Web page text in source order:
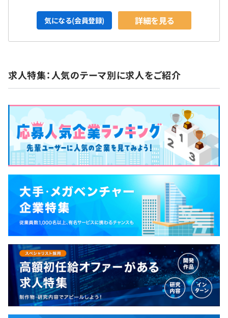
【メンバー・プログラマー】
同じチームのリーダーが、戦力化の度合いを基準に沿って
戦力化されたのちは、下記のチームミッション遂行に対し
てのチーム内での貢献・リーダーの支援などが評価されま
す。
【リーダー】
チームのリーダーをやる事になれば、リーダーです。リー
ダーの育成もビジネス上の重要な要素となりますので、育
成段階の者も含まれます。（段階はある）
チームごとに、個別のミッションが設定されます。（クラ
イアントやシチュエーションによって目的が異なる）これ
らの達成度合いに対して評価が行われます。
メンバーは、リーダーを支援する義務を持ち、リーダーは
メンバーを評価する権限を持ちます。
【テックリード】
技術面におけるリード役として、上記のリーダーを支援
し、メンバー全体の生産性や成果物の品質の向上に対して
責任を持ちます。
気になる(会員登録) 詳細を見る
求人特集：人気のテーマ別に求人をご紹介